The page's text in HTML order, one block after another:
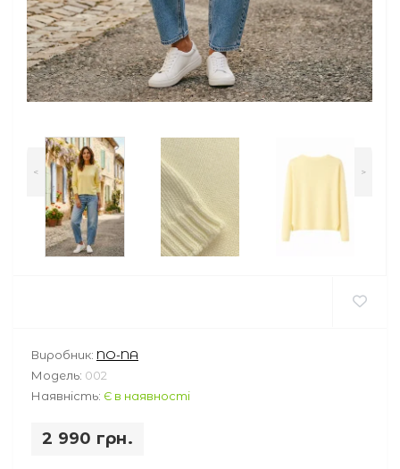
< >
Виробник: NO-NA
Модель: 002
Наявність: Є в наявності
2 990 грн.